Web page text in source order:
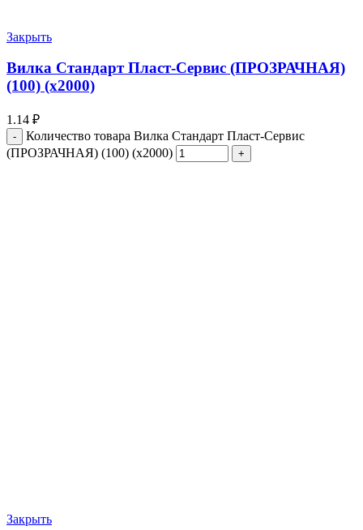
Закрыть
Вилка Стандарт Пласт-Сервис (ПРОЗРАЧНАЯ)
(100) (х2000)
1.14 ₽
Количество товара Вилка Стандарт Пласт-Сервис
(ПРОЗРАЧНАЯ) (100) (х2000)
Закрыть